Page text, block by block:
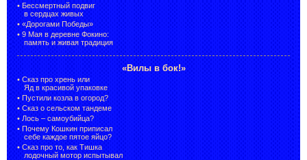
• Бессмертный подвиг
в сердцах живых
• «Дорогами Победы»
• 9 Мая в деревне Фокино:
память и живая традиция
«Вилы в бок!»
• Сказ про хрень или
Яд в красивой упаковке
• Пустили козла в огород?
• Сказ о сельском тандеме
• Лось – самоубийца?
• Почему Кошкин приписал
себе каждое пятое яйцо?
• Сказ про то, как Тишка
лодочный мотор испытывал